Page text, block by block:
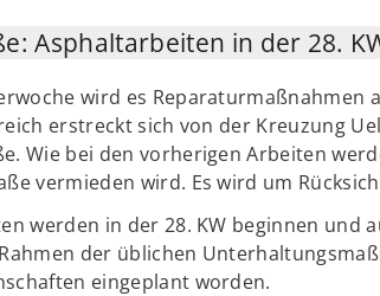
Asphaltarbeiten in der 28.
wird es
erstreckt sich von der Kreuzung
Wie bei den vorherigen Arbeiten
vermieden wird. Es wird um
werden in der 28. KW beginnen und
der üblichen
eingeplant worden.